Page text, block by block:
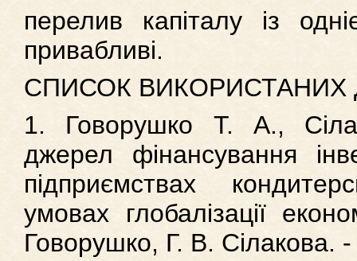
перелив капіталу із
привабливі.
СПИСОК ВИКОРИСТАНИХ
1. Говорушко Т. А.,
джерел фінансування
підприємствах
умовах глобалізації
Говорушко, Г. В. Сілакова.